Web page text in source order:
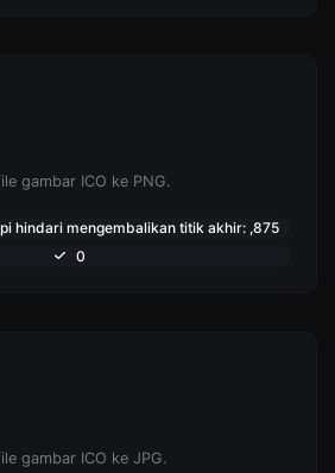
gambar ICO ke PNG.
hindari mengembalikan titik akhir: ,875
0
gambar ICO ke JPG.